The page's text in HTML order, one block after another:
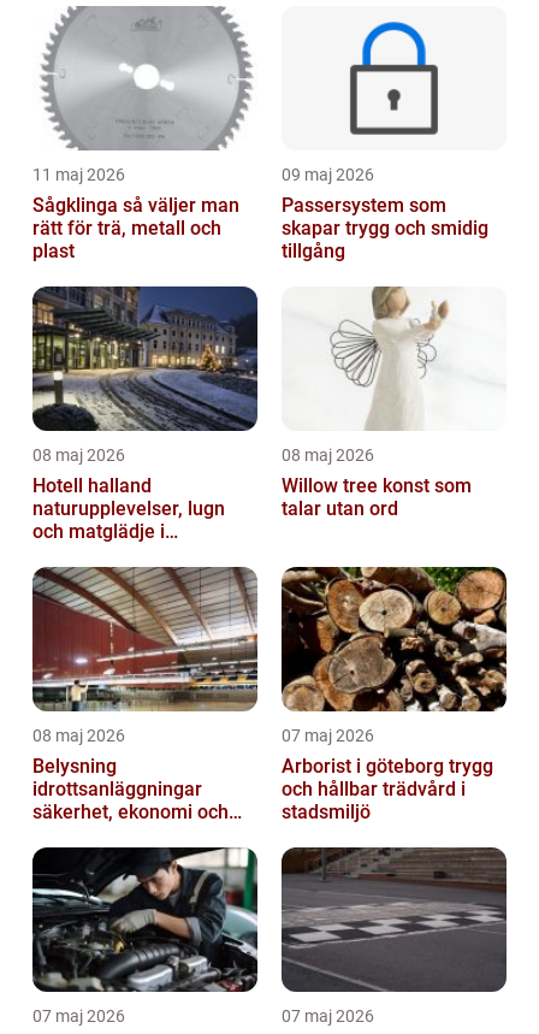
11 maj 2026
Sågklinga så väljer man
rätt för trä, metall och
plast
09 maj 2026
Passersystem som
skapar trygg och smidig
tillgång
08 maj 2026
Hotell halland
naturupplevelser, lugn
och matglädje i
08 maj 2026
Willow tree konst som
talar utan ord
08 maj 2026
Belysning
idrottsanläggningar
säkerhet, ekonomi och
07 maj 2026
Arborist i göteborg trygg
och hållbar trädvård i
stadsmiljö
07 maj 2026 07 maj 2026